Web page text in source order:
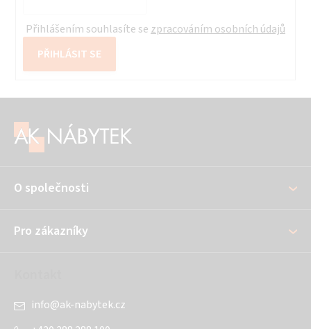
Přihlášením souhlasíte se zpracováním osobních údajů
PŘIHLÁSIT SE
O společnosti
Pro zákazníky
info@ak-nabytek.cz